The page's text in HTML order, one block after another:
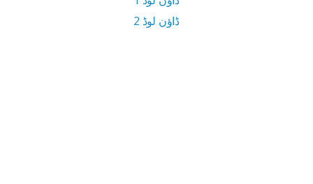
ڈاؤن لوڈ 2